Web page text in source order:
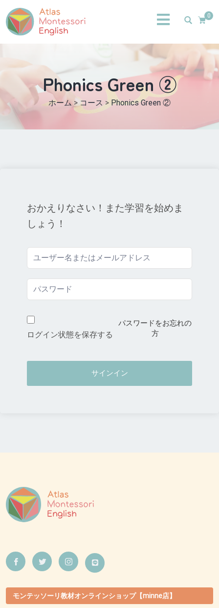
0
Phonics Green ②
ホーム> コース > Phonics Green ②
おかえりなさい！また学習を始めま
しょう！
ログイン状態を保存する
パスワードをお忘れの
方
サインイン
モンテッソーリ教材オンラインショップ【minne店】